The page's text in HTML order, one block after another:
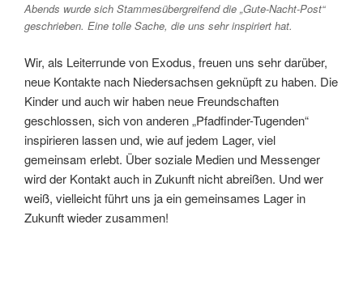
Abends wurde sich Stammesübergreifend die „Gute-Nacht-Post“
geschrieben. Eine tolle Sache, die uns sehr inspiriert hat.
Wir, als Leiterrunde von Exodus, freuen uns sehr darüber,
neue Kontakte nach Niedersachsen geknüpft zu haben. Die
Kinder und auch wir haben neue Freundschaften
geschlossen, sich von anderen „Pfadfinder-Tugenden“
inspirieren lassen und, wie auf jedem Lager, viel
gemeinsam erlebt. Über soziale Medien und Messenger
wird der Kontakt auch in Zukunft nicht abreißen. Und wer
weiß, vielleicht führt uns ja ein gemeinsames Lager in
Zukunft wieder zusammen!